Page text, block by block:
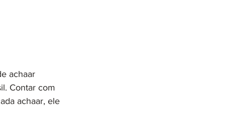
achaar
Contar com
achaar, ele